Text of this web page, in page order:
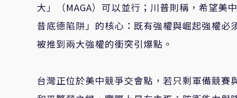
大」（MAGA）可以並行；川普則稱，希望美
昔底德陷阱」的核心：既有強權與崛起強權
被推到兩大強權的衝突引爆點。
台灣正位於美中競爭交會點，若只剩軍備競